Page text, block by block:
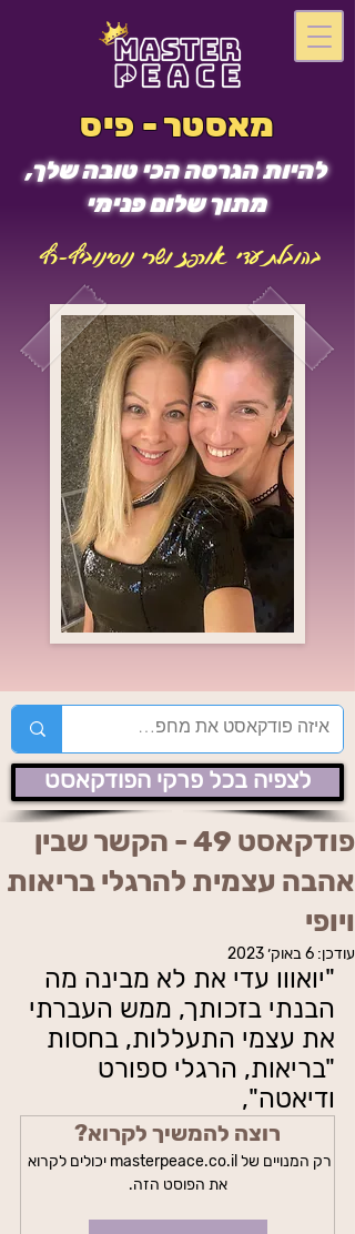
מאסטר - פיס
להיות הגרסה הכי טובה שלך,
מתוך שלום פנימי
בהובלת עדי אורפז ושרי נוסינוביץ-רץ
לצפיה בכל פרקי הפודקאסט
פודקאסט 49 - הקשר שבין
אהבה עצמית להרגלי בריאות
ויופי
עודכן: 6 באוק׳ 2023
"יואווו עדי את לא מבינה מה
הבנתי בזכותך, ממש העברתי
את עצמי התעללות, בחסות
"בריאות, הרגלי ספורט
ודיאטה",
רוצה להמשיך לקרוא?
רק המנויים של masterpeace.co.il יכולים לקרוא
את הפוסט הזה.